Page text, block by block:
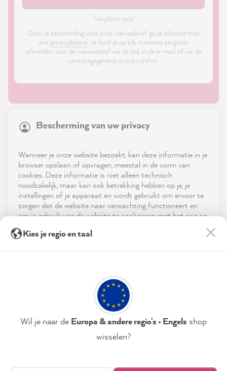
Verplicht veld ·
Door je aanmelding voor onze nieuwsbrief ga je akkoord met
ons privacybeleid. Je kunt je op elk moment en gratis
afmelden voor de nieuwsbrief via de link in de e-mail of via de
contactgegevens in ons colofon.
Service
Neem contact op met
Bescherming van uw privacy
Wanneer je onze website bezoekt, kan deze informatie in je
browser opslaan of opvragen, meestal in de vorm van
cookies. Deze informatie is niet alleen technisch
noodzakelijk, maar kan ook betrekking hebben op je, je
instellingen of je apparaat en wordt gebruikt om ervoor te
zorgen dat de website naar verwachting functioneert en
om je gebruik van de website te analyseren met het oog op
advertenties aan te bieden via de diensten die in de
akkoord (op elk moment herroepbaar) met deze
Privacybeleid Colofon Instellen
21,861Reviews
reviews-io
Verified Customer
Dear MissPompadour team, everything
Yes Share
Facebook
Facebook
Kies je regio en taal
Wil je naar de Europa & andere regio's • Engels shop
wisselen?